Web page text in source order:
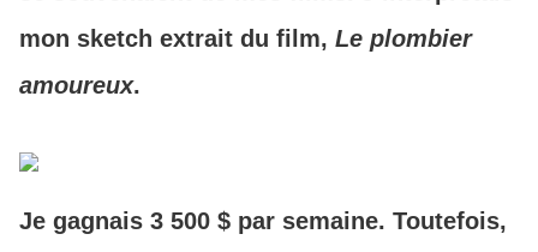
mon sketch extrait du film, Le plombier
amoureux.
Je gagnais 3 500 $ par semaine. Toutefois,